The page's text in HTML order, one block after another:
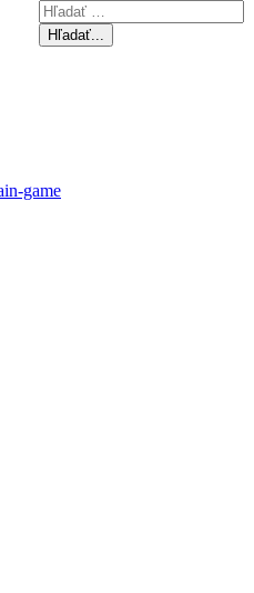
Hľadať...
game